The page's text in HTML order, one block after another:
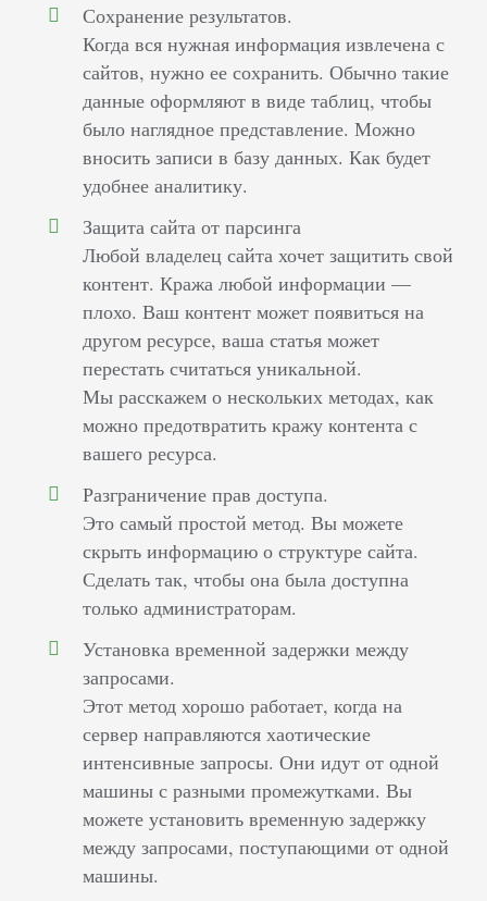
Сохранение результатов.
Когда вся нужная информация извлечена с
сайтов, нужно ее сохранить. Обычно такие
данные оформляют в виде таблиц, чтобы
было наглядное представление. Можно
вносить записи в базу данных. Как будет
удобнее аналитику.
Защита сайта от парсинга
Любой владелец сайта хочет защитить свой
контент. Кража любой информации —
плохо. Ваш контент может появиться на
другом ресурсе, ваша статья может
перестать считаться уникальной.
Мы расскажем о нескольких методах, как
можно предотвратить кражу контента с
вашего ресурса.
Разграничение прав доступа.
Это самый простой метод. Вы можете
скрыть информацию о структуре сайта.
Сделать так, чтобы она была доступна
только администраторам.
Установка временной задержки между
запросами.
Этот метод хорошо работает, когда на
сервер направляются хаотические
интенсивные запросы. Они идут от одной
машины с разными промежутками. Вы
можете установить временную задержку
между запросами, поступающими от одной
машины.